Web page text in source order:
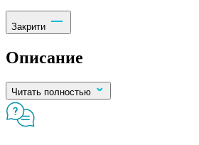
Закрити
Описание
Читать полностью